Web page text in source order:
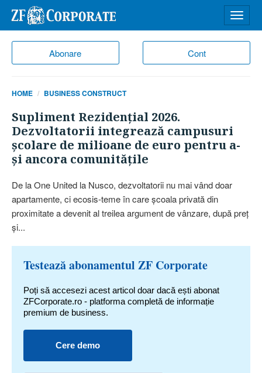
Abonare Cont
meniu
HOME BUSINESS CONSTRUCT
Supliment Rezidenţial 2026.
Dezvoltatorii integrează campusuri
şcolare de milioane de euro pentru a-
şi ancora comunităţile
De la One United la Nusco, dezvoltatorii nu mai vând doar
apartamente, ci ecosis-teme în care şcoala privată din
proximitate a devenit al treilea argument de vânzare, după preţ
şi...
Testează abonamentul ZF Corporate
Poți să accesezi acest articol doar dacă ești abonat
ZFCorporate.ro - platforma completă de informație
premium de business.
Cere demo